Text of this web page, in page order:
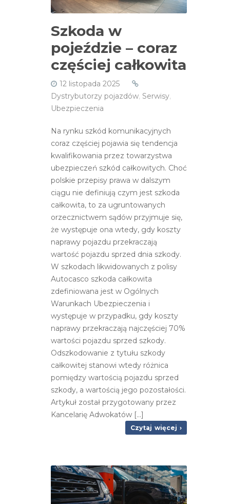
Szkoda w
pojeździe – coraz
częściej całkowita
12 listopada 2025
Dystrybutorzy pojazdów, Serwisy,
Ubezpieczenia
Na rynku szkód komunikacyjnych
coraz częściej pojawia się tendencja
kwalifikowania przez towarzystwa
ubezpieczeń szkód całkowitych. Choć
polskie przepisy prawa w dalszym
ciągu nie definiują czym jest szkoda
całkowita, to za ugruntowanych
orzecznictwem sądów przyjmuje się,
że występuje ona wtedy, gdy koszty
naprawy pojazdu przekraczają
wartość pojazdu sprzed dnia szkody.
W szkodach likwidowanych z polisy
Autocasco szkoda całkowita
zdefiniowana jest w Ogólnych
Warunkach Ubezpieczenia i
występuje w przypadku, gdy koszty
naprawy przekraczają najczęściej 70%
wartości pojazdu sprzed szkody.
Odszkodowanie z tytułu szkody
całkowitej stanowi wtedy różnica
pomiędzy wartością pojazdu sprzed
szkody, a wartością jego pozostałości.
Artykuł został przygotowany przez
Kancelarię Adwokatów [...]
Czytaj więcej ›